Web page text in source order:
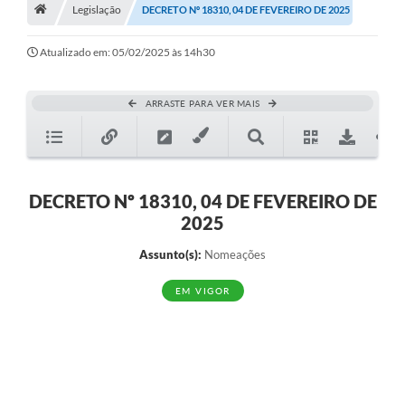
A História
Galeria de Fotos
Legislação DECRETO Nº 18310, 04 DE FEVEREIRO DE 2025
Atualizado em: 05/02/2025 às 14h30
ARRASTE PARA VER MAIS
DECRETO Nº 18310, 04 DE FEVEREIRO DE
2025
Assunto(s): Nomeações
EM VIGOR